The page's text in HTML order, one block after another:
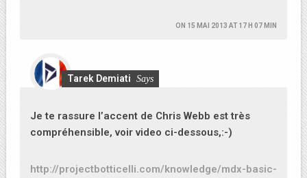
ON 15 MAI 2013 AT 17 H 07 MIN
Tarek Demiati Says
Je te rassure l’accent de Chris Webb est très
compréhensible, voir video ci-dessous,:-)
http://projectbotticelli.com/knowledge/mdx-basic-